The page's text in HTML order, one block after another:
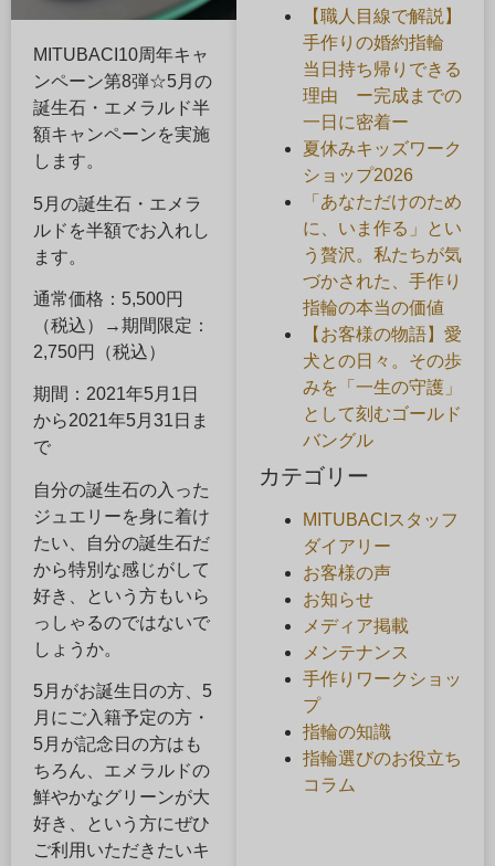
MITUBACI10周年キャ
ンペーン第8弾☆5月の
誕生石・エメラルド半
額キャンペーンを実施
します。
5月の誕生石・エメラ
ルドを半額でお入れし
ます。
通常価格：5,500円
（税込）→期間限定：
2,750円（税込）
期間：2021年5月1日
から2021年5月31日ま
で
自分の誕生石の入った
ジュエリーを身に着け
たい、自分の誕生石だ
から特別な感じがして
好き、という方もいら
っしゃるのではないで
しょうか。
5月がお誕生日の方、5
月にご入籍予定の方・
5月が記念日の方はも
ちろん、エメラルドの
鮮やかなグリーンが大
好き、という方にぜひ
ご利用いただきたいキ
【職人目線で解説】
手作りの婚約指輪
当日持ち帰りできる
理由 ー完成までの
一日に密着ー
夏休みキッズワーク
ショップ2026
「あなただけのため
に、いま作る」とい
う贅沢。私たちが気
づかされた、手作り
指輪の本当の価値
【お客様の物語】愛
犬との日々。その歩
みを「一生の守護」
として刻むゴールド
バングル
カテゴリー
MITUBACIスタッフ
ダイアリー
お客様の声
お知らせ
メディア掲載
メンテナンス
手作りワークショッ
プ
指輪の知識
指輪選びのお役立ち
コラム